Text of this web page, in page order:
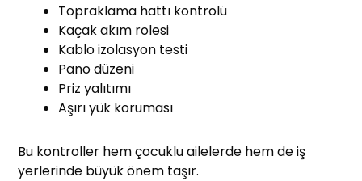
Topraklama hattı kontrolü
Kaçak akım rolesi
Kablo izolasyon testi
Pano düzeni
Priz yalıtımı
Aşırı yük koruması
Bu kontroller hem çocuklu ailelerde hem de iş
yerlerinde büyük önem taşır.